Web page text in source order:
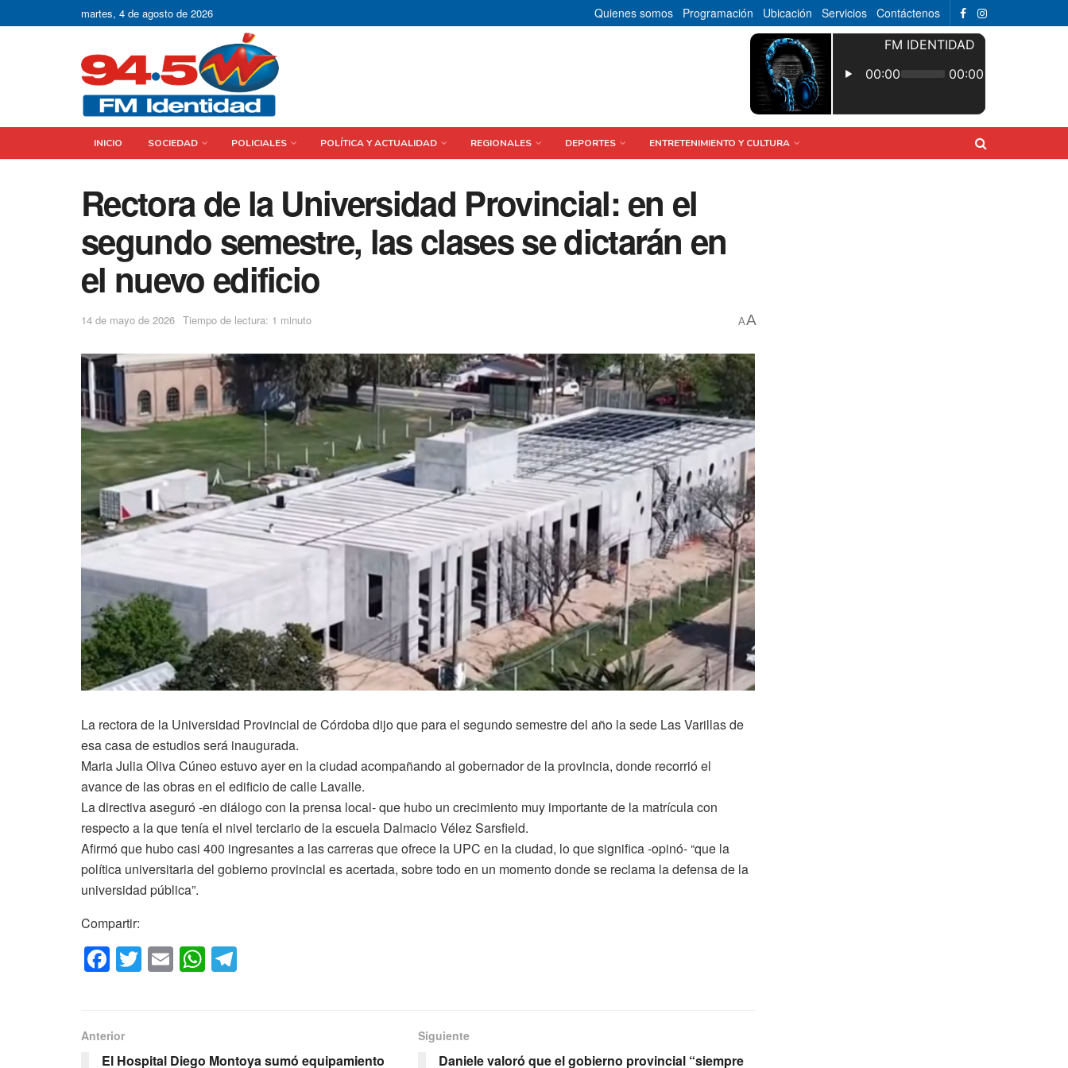
martes, 4 de agosto de 2026 Quienes somos Programación Ubicación Servicios Contáctenos
INICIO SOCIEDAD POLICIALES POLÍTICA Y ACTUALIDAD REGIONALES DEPORTES ENTRETENIMIENTO Y CULTURA
Rectora de la Universidad Provincial: en el
segundo semestre, las clases se dictarán en
el nuevo edificio
14 de mayo de 2026 Tiempo de lectura: 1 minuto AA
La rectora de la Universidad Provincial de Córdoba dijo que para el segundo semestre del año la sede Las Varillas de
esa casa de estudios será inaugurada.
Maria Julia Oliva Cúneo estuvo ayer en la ciudad acompañando al gobernador de la provincia, donde recorrió el
avance de las obras en el edificio de calle Lavalle.
La directiva aseguró -en diálogo con la prensa local- que hubo un crecimiento muy importante de la matrícula con
respecto a la que tenía el nivel terciario de la escuela Dalmacio Vélez Sarsfield.
Afirmó que hubo casi 400 ingresantes a las carreras que ofrece la UPC en la ciudad, lo que significa -opinó- “que la
política universitaria del gobierno provincial es acertada, sobre todo en un momento donde se reclama la defensa de la
universidad pública”.
Compartir:
F
e
T E W
Anterior
El Hospital Diego Montoya sumó equipamiento
Siguiente
Daniele valoró que el gobierno provincial “siempre